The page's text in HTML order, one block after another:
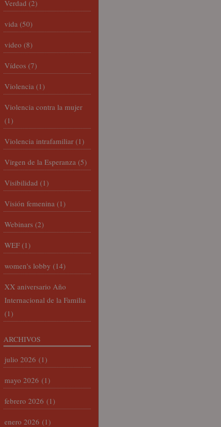
Verdad (2)
vida (50)
video (8)
Vídeos (7)
Violencia (1)
Violencia contra la mujer
(1)
Violencia intrafamiliar (1)
Virgen de la Esperanza (5)
Visibilidad (1)
Visión femenina (1)
Webinars (2)
WEF (1)
women's lobby (14)
XX aniversario Año
Internacional de la Familia
(1)
ARCHIVOS
julio 2026 (1)
mayo 2026 (1)
febrero 2026 (1)
enero 2026 (1)